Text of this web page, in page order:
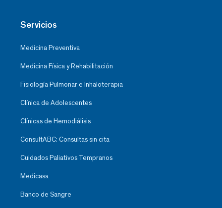
Servicios
Medicina Preventiva
Medicina Física y Rehabilitación
Fisiología Pulmonar e Inhaloterapia
Clínica de Adolescentes
Clínicas de Hemodiálisis
ConsultABC: Consultas sin cita
Cuidados Paliativos Tempranos
Medicasa
Banco de Sangre